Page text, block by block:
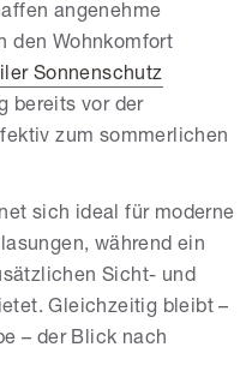
angenehme
den Wohnkomfort
Sonnenschutz
bereits vor der
zum sommerlichen
sich ideal für moderne
während ein
Sicht- und
Gleichzeitig bleibt –
– der Blick nach